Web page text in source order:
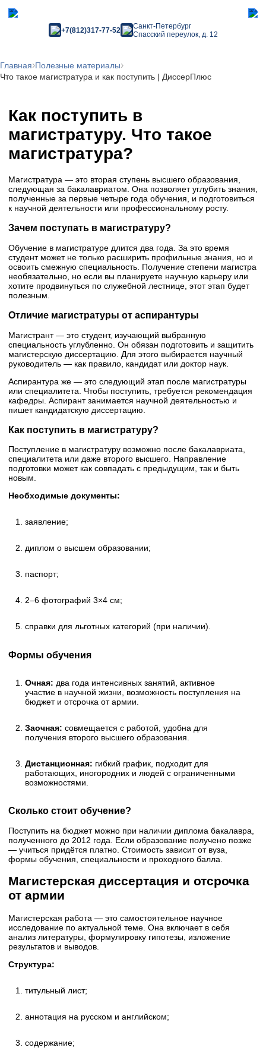
Санкт-Петербург
Спасский переулок, д. 12
+7(812)317-77-52
Главная›Полезные материалы›
Что такое магистратура и как поступить | ДиссерПлюс
Как поступить в
магистратуру. Что такое
магистратура?
Магистратура — это вторая ступень высшего образования,
следующая за бакалавриатом. Она позволяет углубить знания,
полученные за первые четыре года обучения, и подготовиться
к научной деятельности или профессиональному росту.
Зачем поступать в магистратуру?
Обучение в магистратуре длится два года. За это время
студент может не только расширить профильные знания, но и
освоить смежную специальность. Получение степени магистра
необязательно, но если вы планируете научную карьеру или
хотите продвинуться по служебной лестнице, этот этап будет
полезным.
Отличие магистратуры от аспирантуры
Магистрант — это студент, изучающий выбранную
специальность углубленно. Он обязан подготовить и защитить
магистерскую диссертацию. Для этого выбирается научный
руководитель — как правило, кандидат или доктор наук.
Аспирантура же — это следующий этап после магистратуры
или специалитета. Чтобы поступить, требуется рекомендация
кафедры. Аспирант занимается научной деятельностью и
пишет кандидатскую диссертацию.
Как поступить в магистратуру?
Поступление в магистратуру возможно после бакалавриата,
специалитета или даже второго высшего. Направление
подготовки может как совпадать с предыдущим, так и быть
новым.
Необходимые документы:
заявление;
диплом о высшем образовании;
паспорт;
2–6 фотографий 3×4 см;
справки для льготных категорий (при наличии).
Формы обучения
Очная: два года интенсивных занятий, активное
участие в научной жизни, возможность поступления на
бюджет и отсрочка от армии.
Заочная: совмещается с работой, удобна для
получения второго высшего образования.
Дистанционная: гибкий график, подходит для
работающих, иногородних и людей с ограниченными
возможностями.
Сколько стоит обучение?
Поступить на бюджет можно при наличии диплома бакалавра,
полученного до 2012 года. Если образование получено позже
— учиться придётся платно. Стоимость зависит от вуза,
формы обучения, специальности и проходного балла.
Магистерская диссертация и отсрочка
от армии
Магистерская работа — это самостоятельное научное
исследование по актуальной теме. Она включает в себя
анализ литературы, формулировку гипотезы, изложение
результатов и выводов.
Структура:
титульный лист;
аннотация на русском и английском;
содержание;